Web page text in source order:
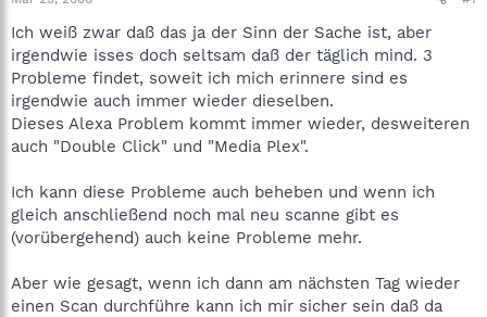
e
r
Ich weiß zwar daß das ja der Sinn der Sache ist, aber
irgendwie isses doch seltsam daß der täglich mind. 3
Probleme findet, soweit ich mich erinnere sind es
irgendwie auch immer wieder dieselben.
Dieses Alexa Problem kommt immer wieder, desweiteren
auch "Double Click" und "Media Plex".
Ich kann diese Probleme auch beheben und wenn ich
gleich anschließend noch mal neu scanne gibt es
(vorübergehend) auch keine Probleme mehr.
Aber wie gesagt, wenn ich dann am nächsten Tag wieder
einen Scan durchführe kann ich mir sicher sein daß da